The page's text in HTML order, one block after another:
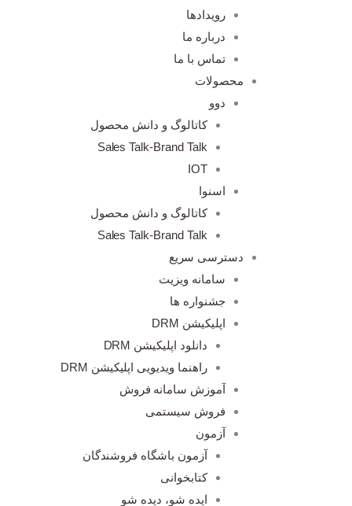
رویدادها
درباره ما
تماس با ما
محصولات
دوو
کاتالوگ و دانش محصول
Sales Talk-Brand Talk
IOT
اسنوا
کاتالوگ و دانش محصول
Sales Talk-Brand Talk
دسترسی سریع
سامانه ویزیت
جشنواره ها
اپلیکیشن DRM
دانلود اپلیکیشن DRM
راهنما ویدیویی اپلیکیشن DRM
آموزش سامانه فروش
فروش سیستمی
آزمون
آزمون باشگاه فروشندگان
کتابخوانی
ایده شو، دیده شو